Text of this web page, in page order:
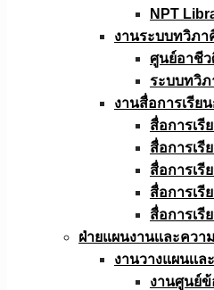
NPT
งานระบบทวิภา
ศูนย์อาชี
ระบบทวิภ
งานสื่อการเรีย
สื่อการเรี
สื่อการเรี
สื่อการเรี
สื่อการเรี
สื่อการเรี
ฝ่ายแผนงานเเละควา
งานวางแผนเเ
งานศูนย์